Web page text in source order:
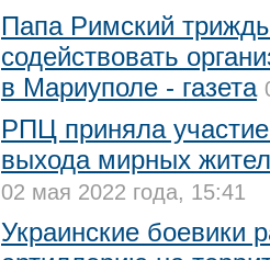
Папа Римский
содействовать
в Мариуполе - газета
РПЦ приняла
выхода мирных
02 мая 2022 года, 15:41
Украинские боевики